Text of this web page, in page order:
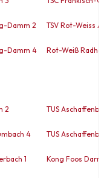
Damm 2 TSV Rot-Weiss
Damm 4 Rot-Weiß
2 TUS
4 TUS
1 Kong Foos